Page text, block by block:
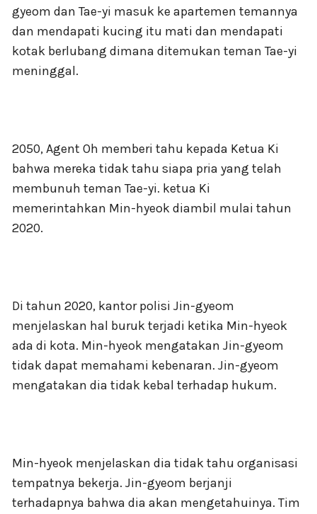
gyeom dan Tae-yi masuk ke apartemen temannya
dan mendapati kucing itu mati dan mendapati
kotak berlubang dimana ditemukan teman Tae-yi
meninggal.
2050, Agent Oh memberi tahu kepada Ketua Ki
bahwa mereka tidak tahu siapa pria yang telah
membunuh teman Tae-yi. ketua Ki
memerintahkan Min-hyeok diambil mulai tahun
2020.
Di tahun 2020, kantor polisi Jin-gyeom
menjelaskan hal buruk terjadi ketika Min-hyeok
ada di kota. Min-hyeok mengatakan Jin-gyeom
tidak dapat memahami kebenaran. Jin-gyeom
mengatakan dia tidak kebal terhadap hukum.
Min-hyeok menjelaskan dia tidak tahu organisasi
tempatnya bekerja. Jin-gyeom berjanji
terhadapnya bahwa dia akan mengetahuinya. Tim